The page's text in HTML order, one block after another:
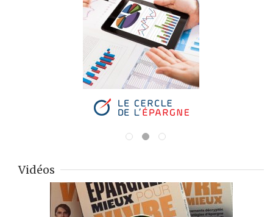
Vidéos